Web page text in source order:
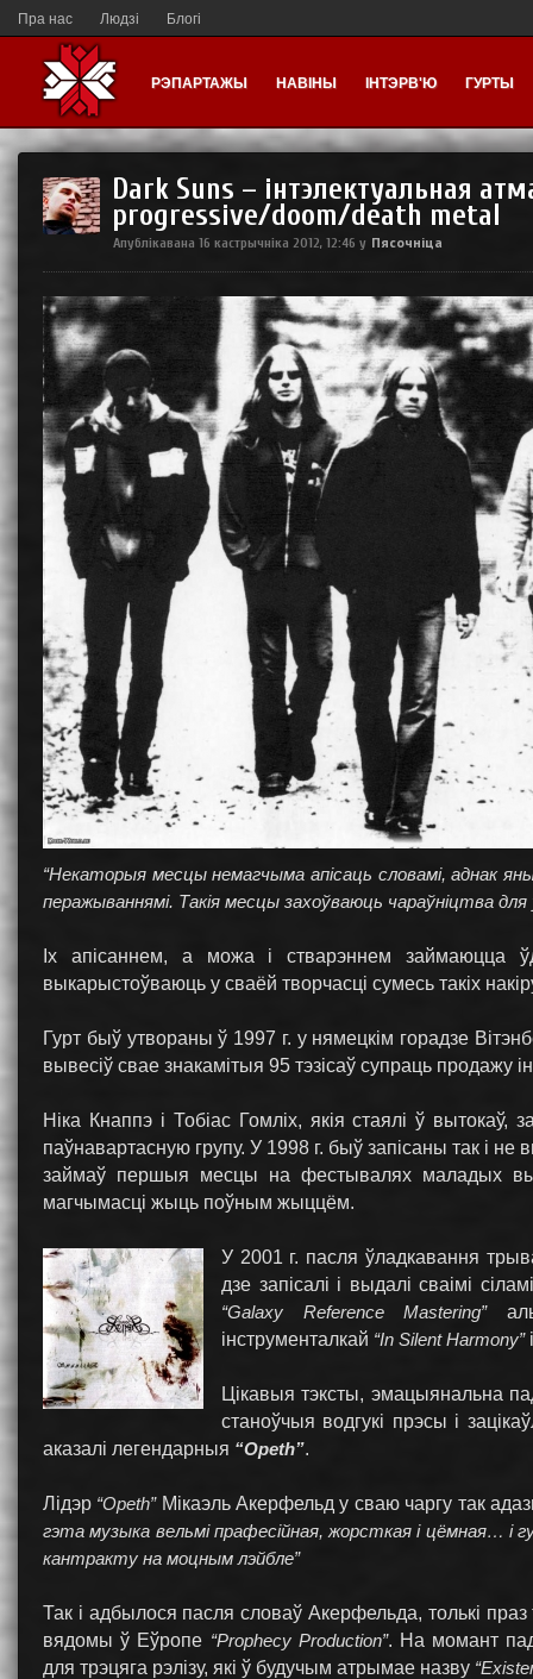
Пра нас Людзі Блогі
РЭПАРТАЖЫ НАВІНЫ ІНТЭРВ'Ю ГУРТЫ
Dark Suns – інтэлектуальная
progressive/doom/death metal
Апублікавана 16 кастрычніка 2012, 12:46 у Пясочніца
“Некаторыя месцы немагчыма апісаць словамі, аднак
перажываннямі. Такія месцы захоўваюць чараўніцтва
Іх апісаннем, а можа і стварэннем займаюцца
выкарыстоўваюць у сваёй творчасці сумесь такіх
Гурт быў утвораны ў 1997 г. у нямецкім горадзе
вывесіў свае знакамітыя 95 тэзісаў супраць продажу
Ніка Кнаппэ і Тобіас Гомліх, якія стаялі ў вытокаў,
паўнавартасную групу. У 1998 г. быў запісаны так і
займаў першыя месцы на фестывалях маладых
магчымасці жыць поўным жыццём.
У 2001 г. пасля ўладкавання
дзе запісалі і выдалі сваімі
“Galaxy Reference Mastering”
інструменталкай “In Silent Harmony”
Цікавыя тэксты, эмацыянальна
станоўчыя водгукі прэсы і
аказалі легендарныя “Opeth”.
Лідэр “Opeth”Мікаэль Акерфельд у сваю чаргу так
гэта музыка вельмі прафесійная, жорсткая і цёмная… і
кантракту на моцным лэйбле”
Так і адбылося пасля словаў Акерфельда, толькі
вядомы ў Еўропе “Prophecy Production”. На момант
для трэцяга рэлізу, які ў будучым атрымае назву